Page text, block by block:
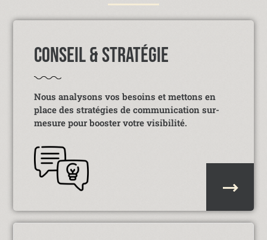
CONSEIL & STRATÉGIE
Nous analysons vos besoins et mettons en
place des stratégies de communication sur-
mesure pour booster votre visibilité.